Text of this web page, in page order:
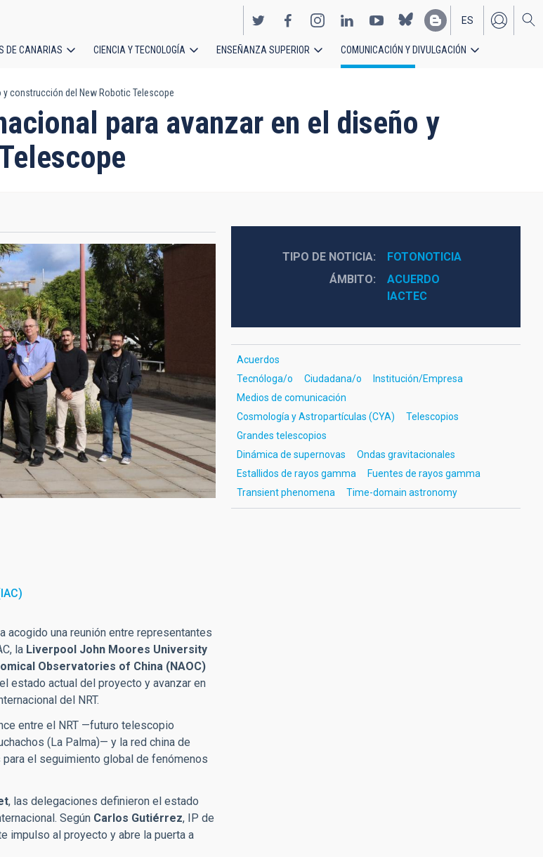
EN
ES
DE CANARIAS CIENCIA Y TECNOLOGÍA ENSEÑANZA SUPERIOR COMUNICACIÓN Y DIVULGACIÓN
y construcción del New Robotic Telescope
para avanzar en el diseño y
acogido una reunión entre representantes
la Liverpool John Moores University
Observatories of China (NAOC)
estado actual del proyecto y avanzar en
del NRT.
entre el NRT —futuro telescopio
(La Palma)— y la red china de
para el seguimiento global de fenómenos
, las delegaciones definieron el estado
Según Carlos Gutiérrez, IP de
impulso al proyecto y abre la puerta a
TIPO DE NOTICIA
FOTONOTICIA
ÁMBITO
ACUERDO
IACTEC
Acuerdos
Tecnóloga/o
Ciudadana/o
Institución/Empresa
Medios de comunicación
Cosmología y Astropartículas (CYA)
Telescopios
Grandes telescopios
Dinámica de supernovas
Ondas gravitacionales
Estallidos de rayos gamma
Fuentes de rayos gamma
Transient phenomena
Time-domain astronomy